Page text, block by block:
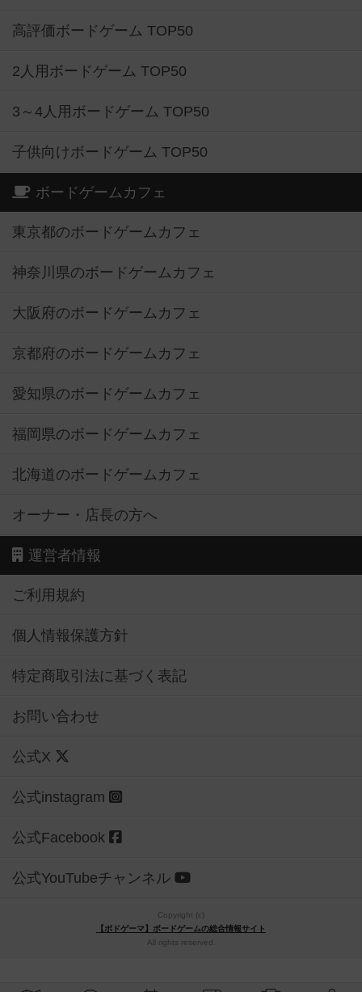
高評価ボードゲーム TOP50
2人用ボードゲーム TOP50
3～4人用ボードゲーム TOP50
子供向けボードゲーム TOP50
ボードゲームカフェ
東京都のボードゲームカフェ
神奈川県のボードゲームカフェ
大阪府のボードゲームカフェ
京都府のボードゲームカフェ
愛知県のボードゲームカフェ
福岡県のボードゲームカフェ
北海道のボードゲームカフェ
オーナー・店長の方へ
運営者情報
ご利用規約
個人情報保護方針
特定商取引法に基づく表記
お問い合わせ
公式X
公式instagram
公式Facebook
公式YouTubeチャンネル
Copyright (c)
【ボドゲーマ】ボードゲームの総合情報サイト
All rights reserved.